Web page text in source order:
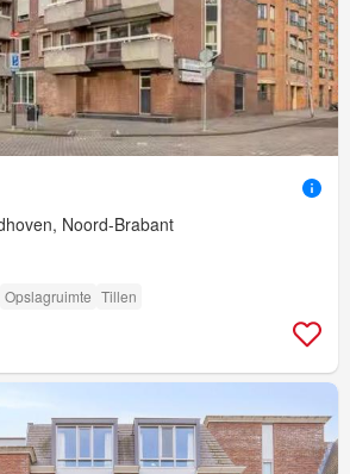
Noord-Brabant
Opslagruimte Tillen